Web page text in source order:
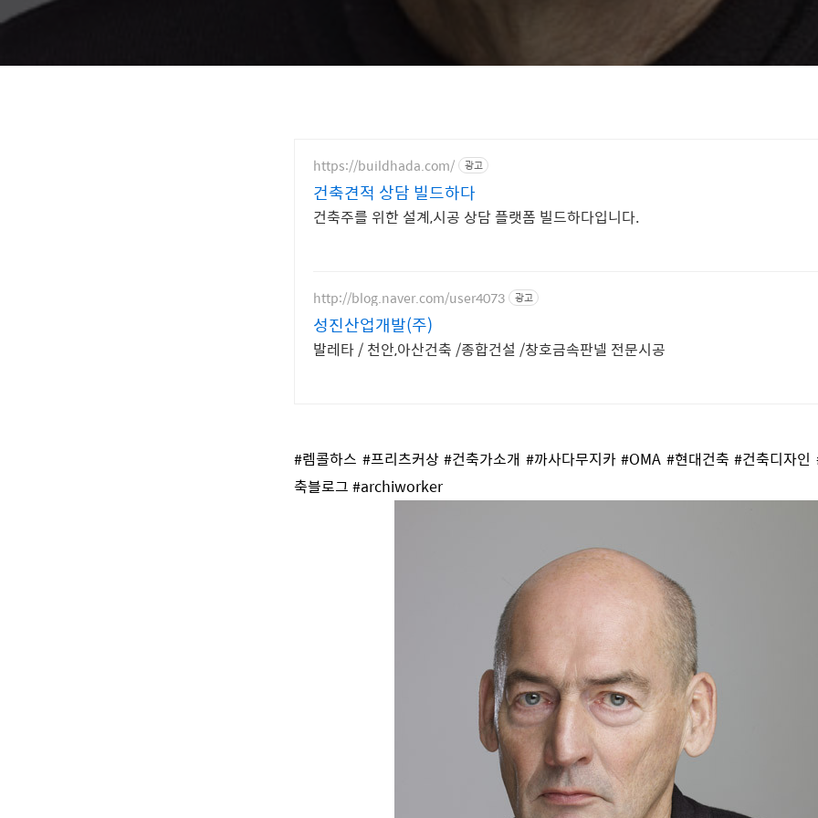
https://buildhada.com/ 광고
건축견적 상담 빌드하다
건축주를 위한 설계,시공 상담 플랫폼 빌드하다입니다.
http://blog.naver.com/user4073 광고
성진산업개발(주)
발레타 / 천안,아산건축 /종합건설 /창호금속판넬 전문시공
#렘콜하스 #프리츠커상 #건축가소개 #까사다무지카 #OMA #현대건축 #건축디자인
축블로그 #archiworker